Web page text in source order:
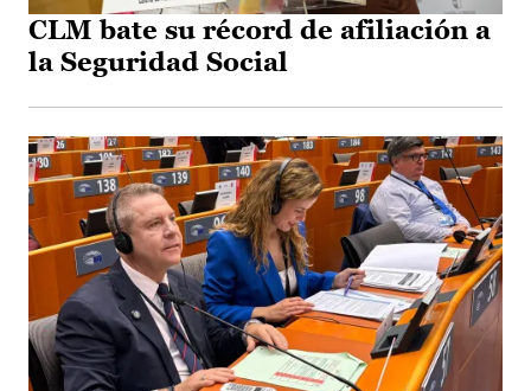
CLM bate su récord de afiliación a
la Seguridad Social